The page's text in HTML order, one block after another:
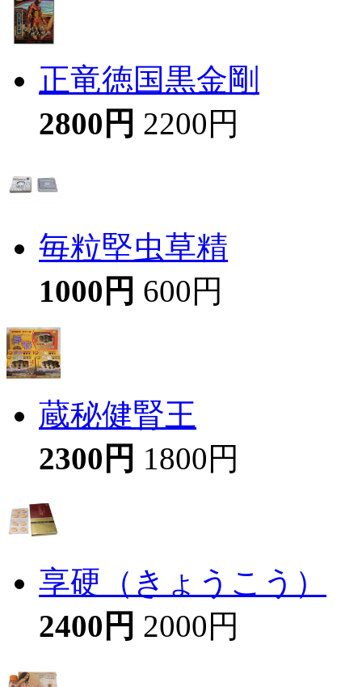
正竜徳国黒金剛
2800円 2200円
毎粒堅虫草精
1000円 600円
蔵秘健腎王
2300円 1800円
享硬（きょうこう）
2400円 2000円